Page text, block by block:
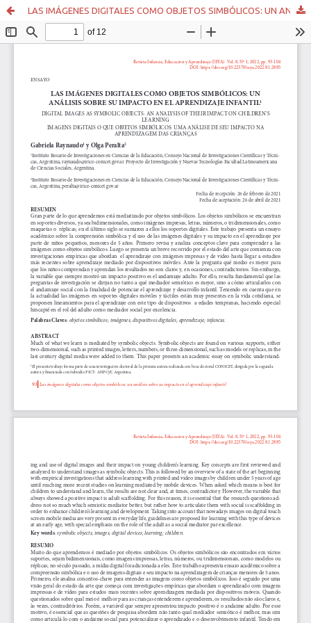
LAS IMÁGENES DIGITALES COMO OBJETOS SIMBÓLICOS: UN ANÁLISIS SOBRE SU IMPACTO EN EL APRENDIZAJE INFANTIL